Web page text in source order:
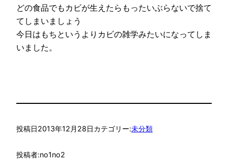
どの食品でもカビが生えたらもったいぶらないで捨て
てしまいましょう
今日はもちというよりカビの雑学みたいになってしま
いました。
投稿日2013年12月28日カテゴリー:未分類
投稿者:no1no2